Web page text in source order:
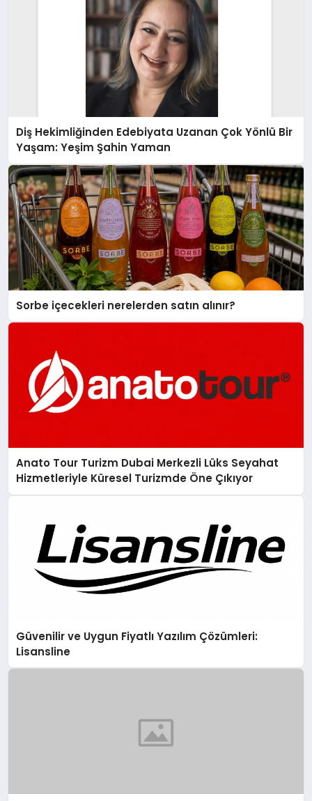
Diş Hekimliğinden Edebiyata Uzanan Çok Yönlü Bir
Yaşam: Yeşim Şahin Yaman
Sorbe içecekleri nerelerden satın alınır?
Anato Tour Turizm Dubai Merkezli Lüks Seyahat
Hizmetleriyle Küresel Turizmde Öne Çıkıyor
Güvenilir ve Uygun Fiyatlı Yazılım Çözümleri:
Lisansline